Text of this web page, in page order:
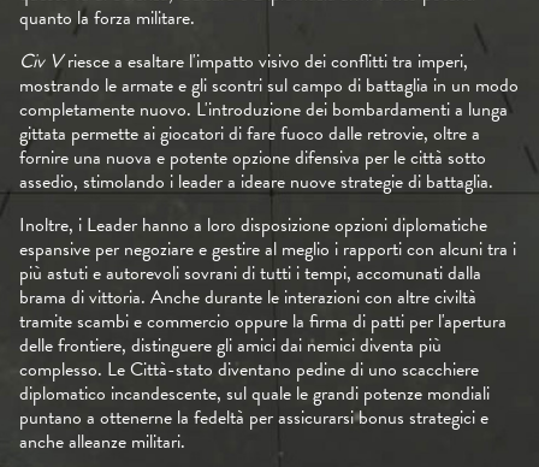
quanto la forza militare.
Civ Vriesce a esaltare l'impatto visivo dei conflitti tra imperi,
mostrando le armate e gli scontri sul campo di battaglia in un modo
completamente nuovo. L'introduzione dei bombardamenti a lunga
gittata permette ai giocatori di fare fuoco dalle retrovie, oltre a
fornire una nuova e potente opzione difensiva per le città sotto
assedio, stimolando i leader a ideare nuove strategie di battaglia.
Inoltre, i Leader hanno a loro disposizione opzioni diplomatiche
espansive per negoziare e gestire al meglio i rapporti con alcuni tra i
più astuti e autorevoli sovrani di tutti i tempi, accomunati dalla
brama di vittoria. Anche durante le interazioni con altre civiltà
tramite scambi e commercio oppure la firma di patti per l'apertura
delle frontiere, distinguere gli amici dai nemici diventa più
complesso. Le Città-stato diventano pedine di uno scacchiere
diplomatico incandescente, sul quale le grandi potenze mondiali
puntano a ottenerne la fedeltà per assicurarsi bonus strategici e
anche alleanze militari.